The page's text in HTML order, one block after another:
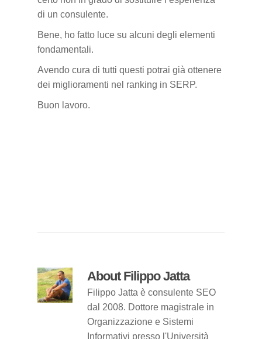
di un consulente.
Bene, ho fatto luce su alcuni degli elementi
fondamentali.
Avendo cura di tutti questi potrai già ottenere
dei miglioramenti nel ranking in SERP.
Buon lavoro.
AboutFilippo Jatta
Filippo Jatta è consulente SEO
dal 2008. Dottore magistrale in
Organizzazione e Sistemi
Informativi presso l'Università